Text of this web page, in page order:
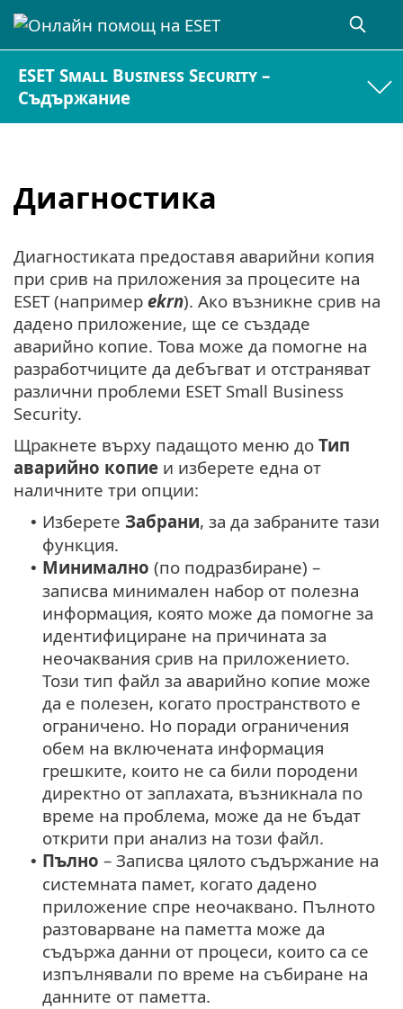
ESET Small Business Security –
Съдържание
Диагностика
Диагностиката предоставя аварийни копия
при срив на приложения за процесите на
ESET (например ekrn). Ако възникне срив на
дадено приложение, ще се създаде
аварийно копие. Това може да помогне на
разработчиците да дебъгват и отстраняват
различни проблеми ESET Small Business
Security.
Щракнете върху падащото меню до Тип
аварийно копие и изберете една от
наличните три опции:
• Изберете Забрани, за да забраните тази
функция.
• Минимално (по подразбиране) –
записва минимален набор от полезна
информация, която може да помогне за
идентифициране на причината за
неочаквания срив на приложението.
Този тип файл за аварийно копие може
да е полезен, когато пространството е
ограничено. Но поради ограничения
обем на включената информация
грешките, които не са били породени
директно от заплахата, възникнала по
време на проблема, може да не бъдат
открити при анализ на този файл.
• Пълно – Записва цялото съдържание на
системната памет, когато дадено
приложение спре неочаквано. Пълното
разтоварване на паметта може да
съдържа данни от процеси, които са се
изпълнявали по време на събиране на
данните от паметта.